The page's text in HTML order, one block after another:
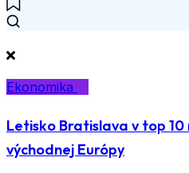
Ekonomika
Letisko Bratislava v top 10
východnej Európy